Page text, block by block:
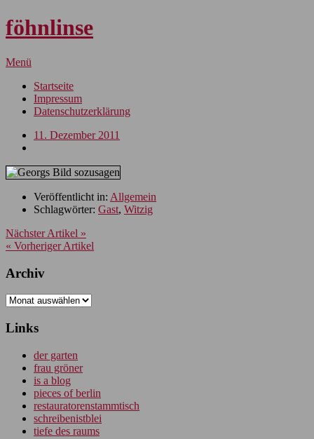
föhnlinse
Menü
Startseite
Impressum
Datenschutzerklärung
11. Dezember 2011
Veröffentlicht in: Allgemein
Schlagwörter: Gast, Witzig
Nächster Artikel »
« Vorheriger Artikel
Archiv
Archiv
Links
der garten
frau gröner
is a blog
pieces of berlin
restauratorenstammtisch
schreibenistblei
tiefe des raums